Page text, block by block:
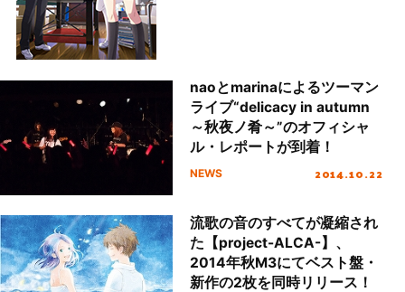
naoとmarinaによるツーマン
ライブ“delicacy in autumn
～秋夜ノ肴～”のオフィシャ
ル・レポートが到着！
NEWS 2014.10.22
流歌の音のすべてが凝縮され
た【project-ALCA-】、
2014年秋M3にてベスト盤・
新作の2枚を同時リリース！